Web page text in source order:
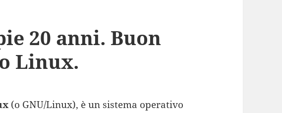
20 anni. Buon
Linux.
(o GNU/Linux), è un sistema operativo